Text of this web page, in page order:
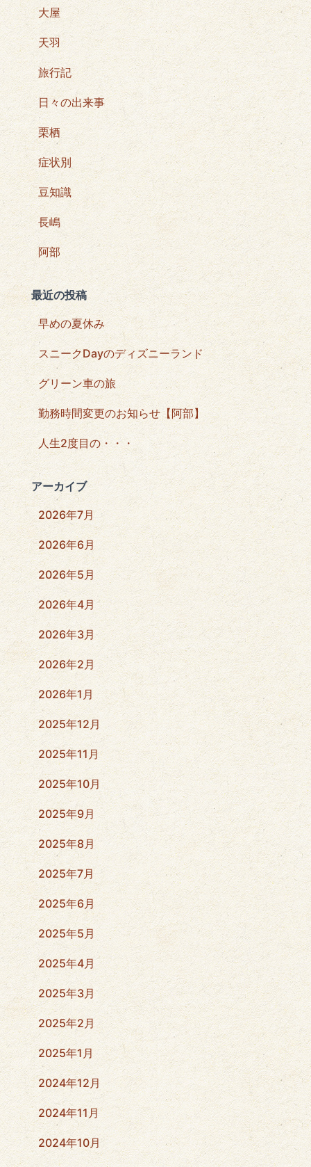
大屋
天羽
旅行記
日々の出来事
栗栖
症状別
豆知識
長嶋
阿部
最近の投稿
早めの夏休み
スニークDayのディズニーランド
グリーン車の旅
勤務時間変更のお知らせ【阿部】
人生2度目の・・・
アーカイブ
2026年7月
2026年6月
2026年5月
2026年4月
2026年3月
2026年2月
2026年1月
2025年12月
2025年11月
2025年10月
2025年9月
2025年8月
2025年7月
2025年6月
2025年5月
2025年4月
2025年3月
2025年2月
2025年1月
2024年12月
2024年11月
2024年10月